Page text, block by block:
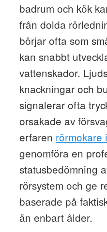
badrum och kök
från dolda
börjar ofta som
kan snabbt
vattenskador.
knackningar och
signalerar ofta
orsakade av
erfaren rörmokare
genomföra en
statusbedömning
rörsystem och ge
baserade på
än enbart ålder.